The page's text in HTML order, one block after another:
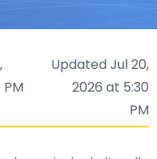
Updated Jul 20,
2026 at 5:30
PM